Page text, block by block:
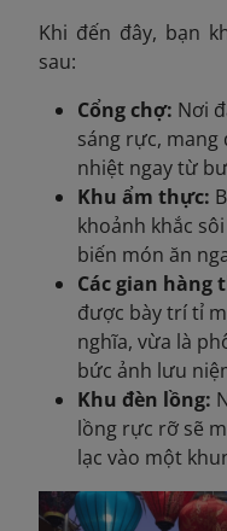
Khi đến đây, bạn
sau:
Cổng chợ: Nơi
sáng rực, mang
nhiệt ngay từ
Khu ẩm thực:
khoảnh khắc
biến món ăn
Các gian hàng
được bày trí tỉ
nghĩa, vừa là
bức ảnh lưu
Khu đèn lồng:
lồng rực rỡ sẽ
lạc vào một